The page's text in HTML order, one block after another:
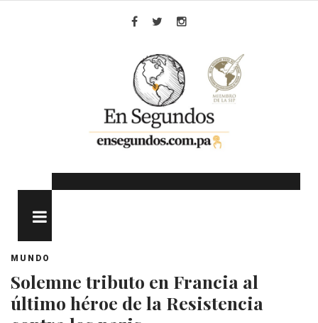
MUNDO
Solemne tributo en Francia al
último héroe de la Resistencia